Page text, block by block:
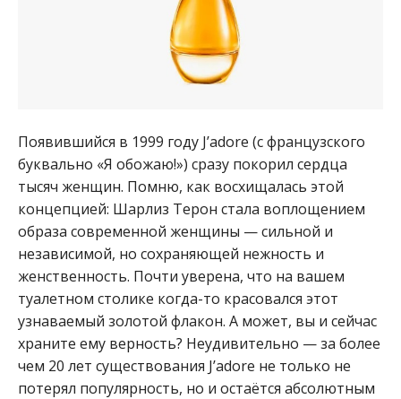
Появившийся в 1999 году J’adore (с французского
буквально «Я обожаю!») сразу покорил сердца
тысяч женщин. Помню, как восхищалась этой
концепцией: Шарлиз Терон стала воплощением
образа современной женщины — сильной и
независимой, но сохраняющей нежность и
женственность. Почти уверена, что на вашем
туалетном столике когда-то красовался этот
узнаваемый золотой флакон. А может, вы и сейчас
храните ему верность? Неудивительно — за более
чем 20 лет существования J’adore не только не
потерял популярность, но и остаётся абсолютным